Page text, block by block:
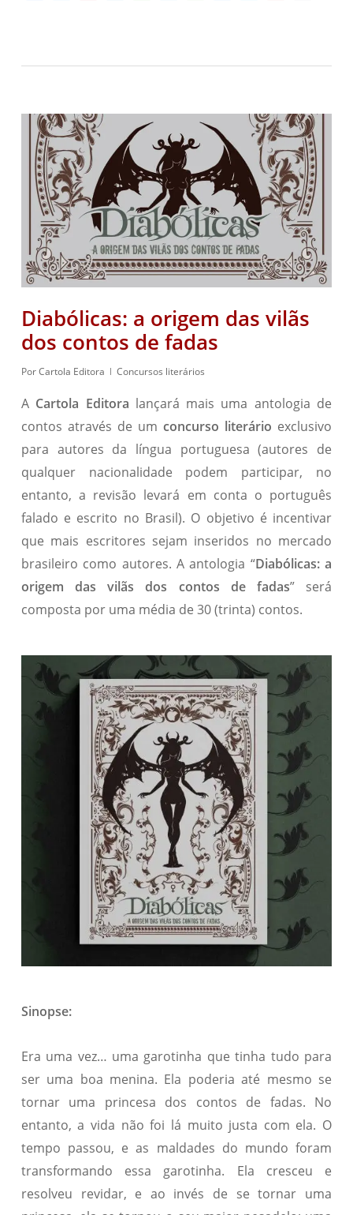
Diabólicas: a origem das vilãs
dos contos de fadas
PorCartola Editora Concursos literários
A Cartola Editora lançará mais uma antologia de
contos através de umconcurso literário exclusivo
para autores da língua portuguesa (autores de
qualquer nacionalidade podem participar, no
entanto, a revisão levará em conta o português
falado e escrito no Brasil). O objetivo é incentivar
que mais escritores sejam inseridos no mercado
brasileiro como autores. A antologia “Diabólicas: a
origem das vilãs dos contos de fadas” será
composta por uma média de 30 (trinta) contos.
Sinopse:
Era uma vez… uma garotinha que tinha tudo para
ser uma boa menina. Ela poderia até mesmo se
tornar uma princesa dos contos de fadas. No
entanto, a vida não foi lá muito justa com ela. O
tempo passou, e as maldades do mundo foram
transformando essa garotinha. Ela cresceu e
resolveu revidar, e ao invés de se tornar uma